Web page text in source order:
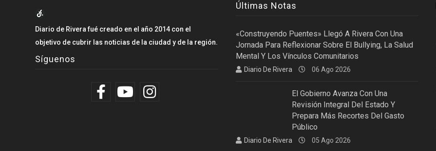
Diario de Rivera fué creado en el año 2014 con el
objetivo de cubrir las noticias de la ciudad y de la región.
Síguenos
Últimas Notas
«Construyendo Puentes» Llegó A Rivera Con Una
Jornada Para Reflexionar Sobre El Bullying, La Salud
Mental Y Los Vínculos Comunitarios
Diario De Rivera 06 Ago 2026
El Gobierno Avanza Con Una
Revisión Integral Del Estado Y
Prepara Más Recortes Del Gasto
Público
Diario De Rivera 05 Ago 2026